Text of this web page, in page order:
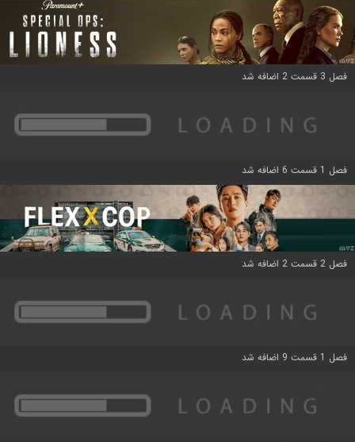
فصل 3 قسمت 2 اضافه شد
فصل 1 قسمت 6 اضافه شد
فصل 2 قسمت 2 اضافه شد
فصل 1 قسمت 9 اضافه شد